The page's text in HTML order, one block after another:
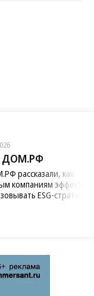
ДОМ.РФ
рассказали, как
компаниям
ESG-стратегию